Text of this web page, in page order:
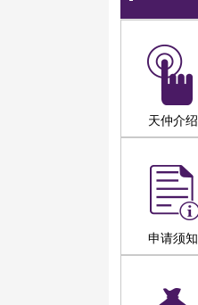
天仲介绍
申请须知